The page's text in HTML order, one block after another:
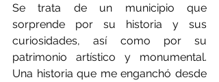
Se trata de un municipio que
sorprende por su historia y sus
curiosidades, así como por su
patrimonio artístico y monumental.
Una historia que me enganchó desde